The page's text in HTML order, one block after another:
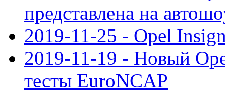
представлена на
2019-11-25 - Opel
2019-11-19 - Новый
тесты EuroNCAP